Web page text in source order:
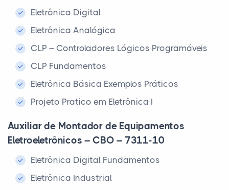
Eletrônica Digital
Eletrônica Analógica
CLP – Controladores Lógicos Programáveis
CLP Fundamentos
Eletrônica Básica Exemplos Práticos
Projeto Pratico em Eletrônica I
Auxiliar de Montador de Equipamentos
Eletroeletrônicos – CBO – 7311-10
Eletrônica Digital Fundamentos
Eletrônica Industrial